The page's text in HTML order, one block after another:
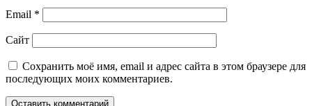
Email *
Сайт
Сохранить моё имя, email и адрес сайта в этом браузере для
последующих моих комментариев.